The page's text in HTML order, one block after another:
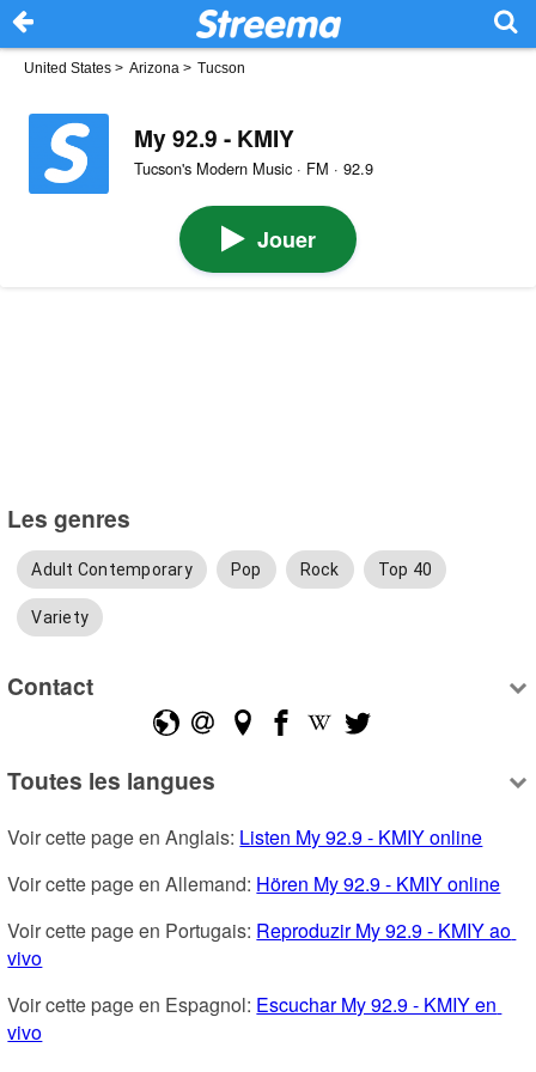
United States > Arizona > Tucson
My 92.9 - KMIY
Tucson's Modern Music · FM · 92.9
Jouer
Les genres
Adult Contemporary Pop Rock Top 40
Variety
Contact
Toutes les langues
Voir cette page en Anglais: Listen My 92.9 - KMIY online
Voir cette page en Allemand: Hören My 92.9 - KMIY online
Voir cette page en Portugais: Reproduzir My 92.9 - KMIY ao
vivo
Voir cette page en Espagnol: Escuchar My 92.9 - KMIY en
vivo